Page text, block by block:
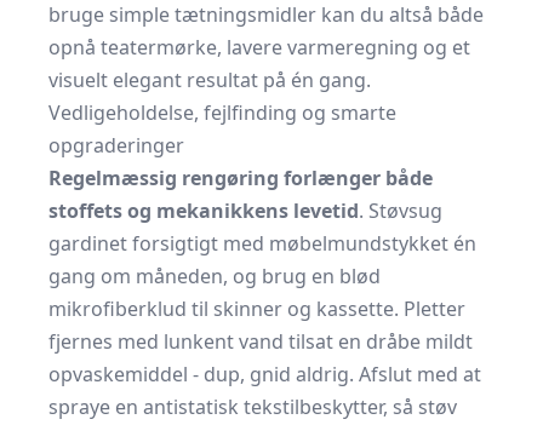
bruge simple tætningsmidler kan du altså både
opnå teatermørke, lavere varmeregning og et
visuelt elegant resultat på én gang.
Vedligeholdelse, fejlfinding og smarte
opgraderinger
Regelmæssig rengøring forlænger både
stoffets og mekanikkens levetid. Støvsug
gardinet forsigtigt med møbelmundstykket én
gang om måneden, og brug en blød
mikrofiberklud til skinner og kassette. Pletter
fjernes med lunkent vand tilsat en dråbe mildt
opvaskemiddel - dup, gnid aldrig. Afslut med at
spraye en antistatisk tekstilbeskytter, så støv